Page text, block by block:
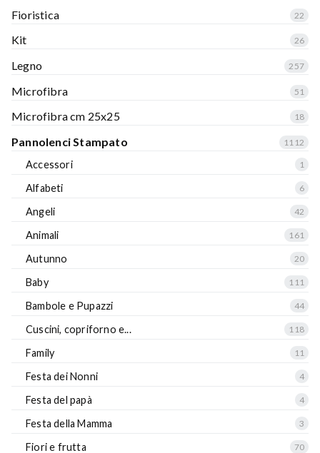
Fioristica 22
Kit 26
Legno 257
Microfibra 51
Microfibra cm 25x25 18
Pannolenci Stampato 1112
Accessori 1
Alfabeti 6
Angeli 42
Animali 161
Autunno 20
Baby 111
Bambole e Pupazzi 44
Cuscini, copriforno e... 118
Family 11
Festa dei Nonni 4
Festa del papà 4
Festa della Mamma 3
Fiori e frutta 70